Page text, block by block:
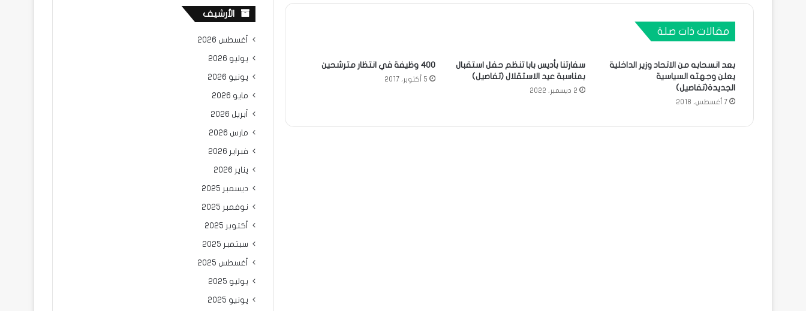
مقالات ذات صلة
بعد انسحابه من الاتحاد وزير الداخلية
يعلن وجهته السياسية
الجديدة(تفاصيل)
7 أغسطس، 2018
سفارتنا بأديس بابا تنظم حفل استقبال
بمناسبة عيد الاستقلال (تفاصيل)
2 ديسمبر، 2022
400 وظيفة في انتظار مترشحين
5 أكتوبر، 2017
الأرشيف
أغسطس 2026
يوليو 2026
يونيو 2026
مايو 2026
أبريل 2026
مارس 2026
فبراير 2026
يناير 2026
ديسمبر 2025
نوفمبر 2025
أكتوبر 2025
سبتمبر 2025
أغسطس 2025
يوليو 2025
يونيو 2025